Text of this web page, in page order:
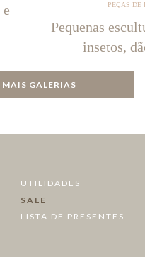
PEÇAS DE
Pequenas
insetos,
MAIS GALERIAS
UTILIDADES
SALE
LISTA DE PRESENTES